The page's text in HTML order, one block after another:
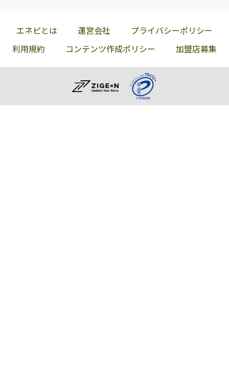
エネピとは 運営会社
プライバシーポリシー
利用規約
コンテンツ作成ポリシー 加盟店募集